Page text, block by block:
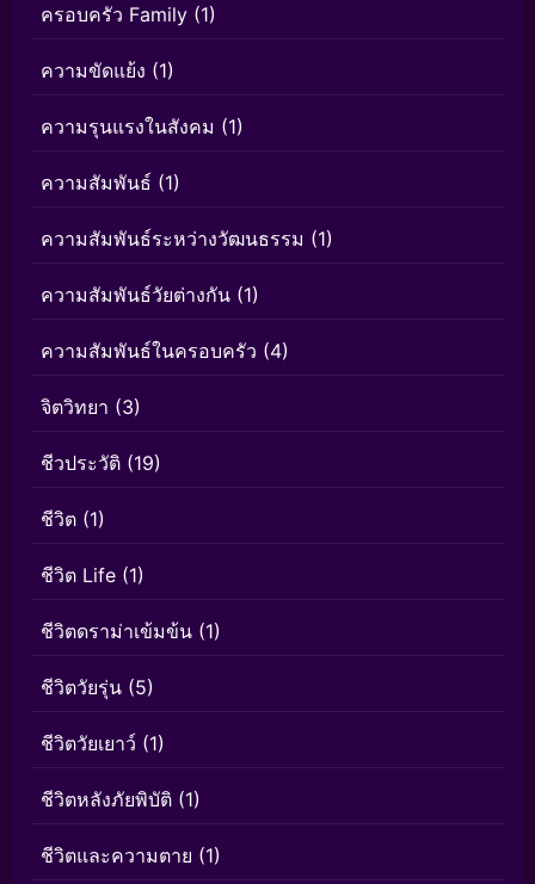
ครอบครัว Family (1)
ความขัดแย้ง (1)
ความรุนแรงในสังคม (1)
ความสัมพันธ์ (1)
ความสัมพันธ์ระหว่างวัฒนธรรม (1)
ความสัมพันธ์วัยต่างกัน (1)
ความสัมพันธ์ในครอบครัว (4)
จิตวิทยา (3)
ชีวประวัติ (19)
ชีวิต (1)
ชีวิต Life (1)
ชีวิตดราม่าเข้มข้น (1)
ชีวิตวัยรุ่น (5)
ชีวิตวัยเยาว์ (1)
ชีวิตหลังภัยพิบัติ (1)
ชีวิตและความตาย (1)